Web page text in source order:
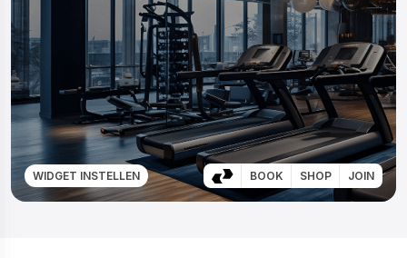
WIDGET INSTELLEN BOOK SHOP JOIN